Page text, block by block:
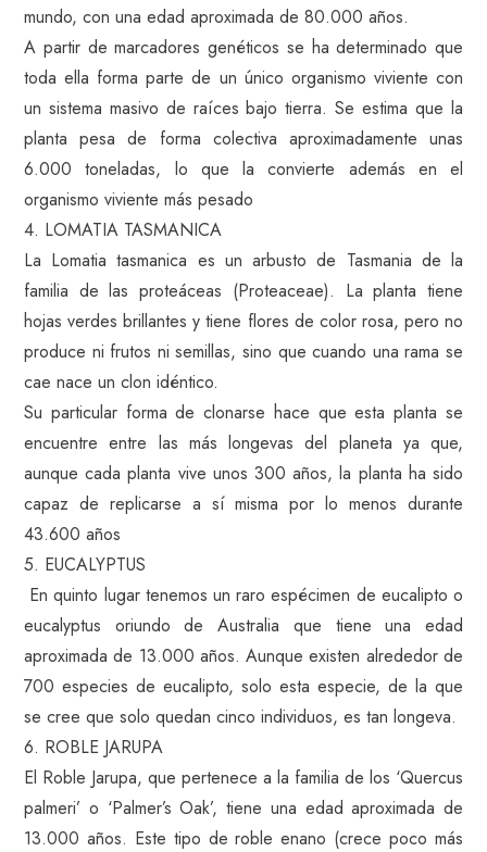
mundo, con una edad aproximada de 80.000 años.
A partir de marcadores genéticos se ha determinado que
toda ella forma parte de un único organismo viviente con
un sistema masivo de raíces bajo tierra. Se estima que la
planta pesa de forma colectiva aproximadamente unas
6.000 toneladas, lo que la convierte además en el
organismo viviente más pesado
4. LOMATIA TASMANICA
La Lomatia tasmanica es un arbusto de Tasmania de la
familia de las proteáceas (Proteaceae). La planta tiene
hojas verdes brillantes y tiene flores de color rosa, pero no
produce ni frutos ni semillas, sino que cuando una rama se
cae nace un clon idéntico.
Su particular forma de clonarse hace que esta planta se
encuentre entre las más longevas del planeta ya que,
aunque cada planta vive unos 300 años, la planta ha sido
capaz de replicarse a sí misma por lo menos durante
43.600 años
5. EUCALYPTUS
En quinto lugar tenemos un raro espécimen de eucalipto o
eucalyptus oriundo de Australia que tiene una edad
aproximada de 13.000 años. Aunque existen alrededor de
700 especies de eucalipto, solo esta especie, de la que
se cree que solo quedan cinco individuos, es tan longeva.
6. ROBLE JARUPA
El Roble Jarupa, que pertenece a la familia de los ‘Quercus
palmeri’ o ‘Palmer’s Oak’, tiene una edad aproximada de
13.000 años. Este tipo de roble enano (crece poco más